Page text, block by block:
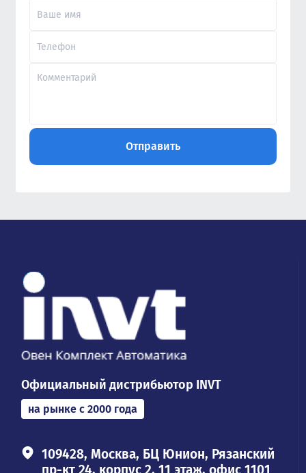
Официальный дистрибьютор INVT
на рынке с 2000 года
109428, Москва, БЦ Юнион, Рязанский
пр-кт 24, корпус 2, 11 этаж, офис 1101